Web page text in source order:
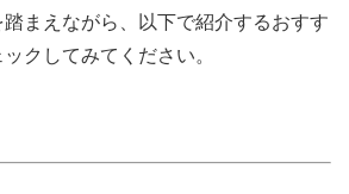
まえながら、以下で紹介するおすす
クしてみてください。